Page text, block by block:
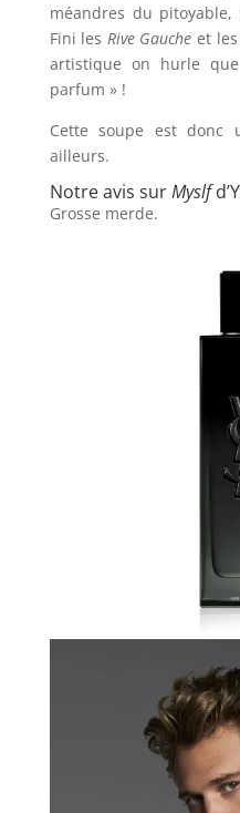
méandres du
Fini les Rive Gauche et
artistique on hurle
parfum » !
Cette soupe est donc
ailleurs.
Notre avis surMyslf
Grosse merde.